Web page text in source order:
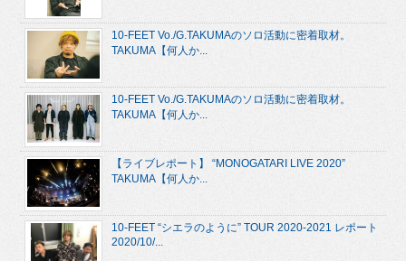
10-FEET Vo./G.TAKUMAのソロ活動に密着取材。
TAKUMA【何人か...
10-FEET Vo./G.TAKUMAのソロ活動に密着取材。
TAKUMA【何人か...
【ライブレポート】 “MONOGATARI LIVE 2020”
TAKUMA【何人か...
10-FEET “シエラのように” TOUR 2020-2021 レポート
2020/10/...